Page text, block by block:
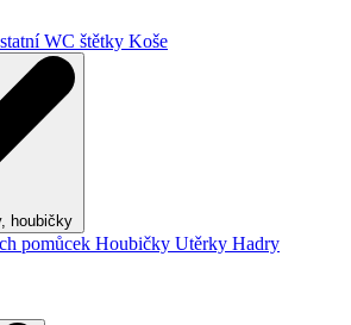
WC štětky Koše
houbičky
pomůcek Houbičky Utěrky Hadry